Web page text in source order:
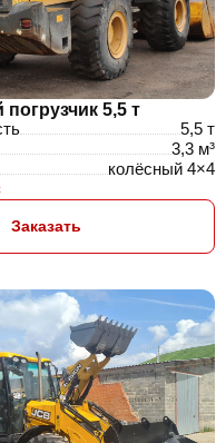
5,5 т
5,5 т
3,3 м³
колёсный 4×4
Заказать